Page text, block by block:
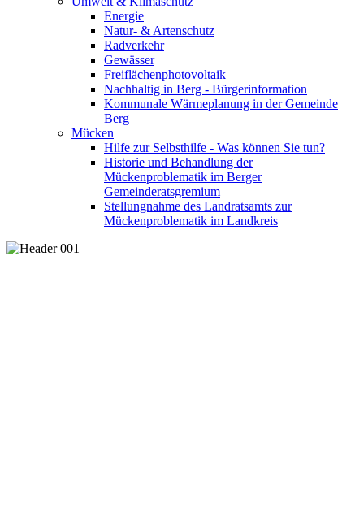
Energie
Natur- & Artenschutz
Radverkehr
Gewässer
Freiflächenphotovoltaik
Nachhaltig in Berg - Bürgerinformation
Kommunale Wärmeplanung in der Gemeinde
Berg
Mücken
Hilfe zur Selbsthilfe - Was können Sie tun?
Historie und Behandlung der
Mückenproblematik im Berger
Gemeinderatsgremium
Stellungnahme des Landratsamts zur
Mückenproblematik im Landkreis